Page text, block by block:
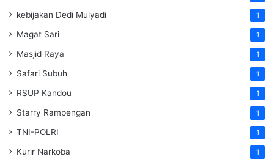
kebijakan Dedi Mulyadi 1
Magat Sari 1
Masjid Raya 1
Safari Subuh 1
RSUP Kandou 1
Starry Rampengan 1
TNI-POLRI 1
Kurir Narkoba 1